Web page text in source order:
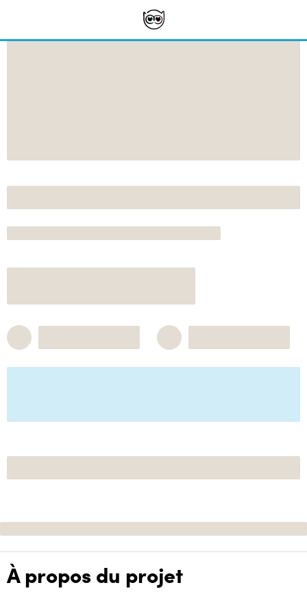
À propos du projet